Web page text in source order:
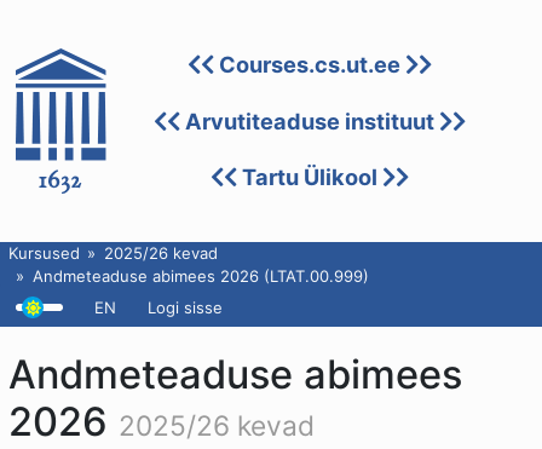
Courses.cs.ut.ee
Arvutiteaduse instituut
Tartu Ülikool
Kursused
2025/26 kevad
Andmeteaduse abimees 2026 (LTAT.00.999)
EN
Logi sisse
Andmeteaduse abimees
2026 2025/26 kevad